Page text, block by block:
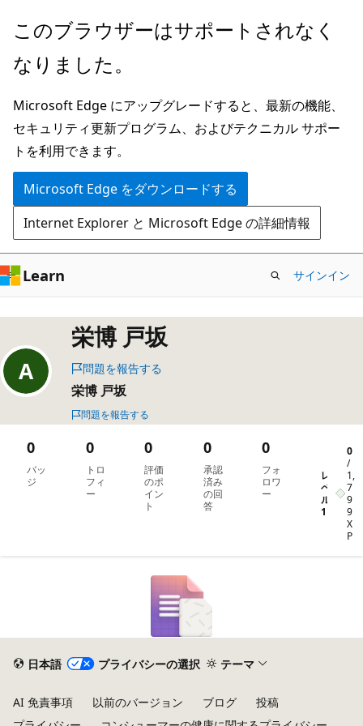
メ
ン
ン
テ
ン
ツ
に
ス
キ
ッ
プ
このブラウザーはサポートされなく
なりました。
Microsoft Edge にアップグレードすると、最新の機能、
セキュリティ更新プログラム、およびテクニカル サポー
トを利用できます。
Microsoft Edge をダウンロードする
Internet Explorer と Microsoft Edge の詳細情報
Learn サインイン
栄博 戸坂
問題を報告する
栄博 戸坂
問題を報告する
バッ
ジ
0
トロ
フィ
ー
0
評価
のポ
イン
ト
0
承認
済み
の回
答
0
フォ
ロワ
ー
0
レ
ベ
ル
1
0
/
1,
7
9
9
X
P
日本語 プライバシーの選択 テーマ
AI 免責事項 以前のバージョン ブログ
投稿